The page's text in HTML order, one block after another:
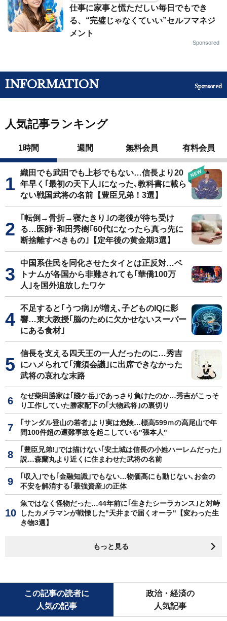
仕事に家事と慌ただしい毎日でもでき
る、“完璧じゃなくていい”セルフマネジ
メント
Sponsored
INFORMATION Sponsored
人気記事ランキング
1時間 週間 無料会員 有料会員
織田でも武田でも上杉でもない…信長より20
年早く｢最初の天下人｣になった､教科書に載ら
ない戦国武将の名前【豊臣兄弟！3選】
｢転倒→骨折→寝たきり｣の老後が待ち受け
る…医師･和田秀樹｢60代になったら真っ先に
断捨離すべきもの｣【定年後の黄金期3選】
中国系住民を同化させたタイとは正反対…ベ
トナムが各国から非難されても｢華僑100万
人｣を国外追放したワケ
不足すると｢うつ病｣が増え､子どものIQに影
響…東大教授｢脳のために欠かせないスーパー
にある食材｣
信長を支える四天王の一人だったのに…秀吉
にハメられて｢清須会議｣に出席できなかった
武将の哀れな末路
なぜ柴田勝家は｢賤ケ岳｣であっさり負けたのか…秀吉がこっそ
り工作していた勝家配下の｢大物武将｣の裏切り
｢サンダル登山の若者｣より実は危険…標高599ｍの高尾山で年
間100件超の遭難事故を起こしている"張本人"
｢豊臣兄弟!｣では描けない｢安土城は信長の小姓ハーレムだった｣
説…森蘭丸より近くに住まわせた武将の名前
｢収入｣でも｢金融知識｣でもない…物価高にも動じない､お金の
不安を解消する｢最強資産｣の正体
魚ではなく怪物だった…44年前に｢生きたシーラカンス｣と対峙
したカメラマンが戦慄した"天井まで届くオーラ"【変わった生
き物3選】
もっと見る
この記事の読者に
人気の記事
政治・経済の
人気記事